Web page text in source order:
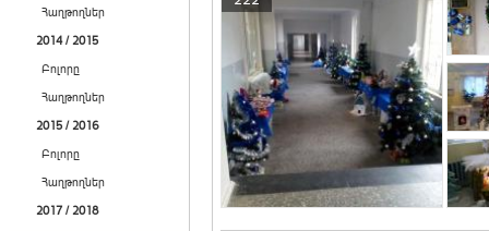
Հաղթողներ
2014 / 2015
Բոլորը
Հաղթողներ
2015 / 2016
Բոլորը
Հաղթողներ
2017 / 2018